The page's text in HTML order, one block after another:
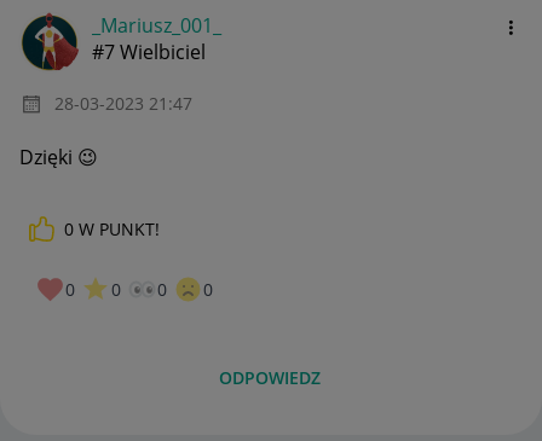
_Mariusz_001_
#7 Wielbiciel
‎28-03-2023 21:47
Dzięki 😉
0 W PUNKT!
0 0 0 0
ODPOWIEDZ